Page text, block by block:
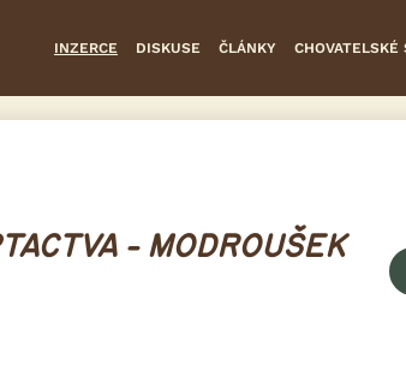
INZERCE DISKUSE ČLÁNKY CHOVATELSKÉ
- MODROUŠEK